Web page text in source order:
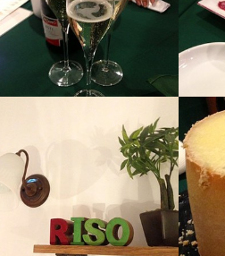
Italian bar Riso
東京都江東区森下2-20-11 鎌田ビル 1F
連絡先
035-600-8070